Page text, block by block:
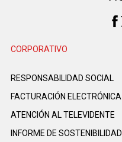
CORPORATIVO
RESPONSABILIDAD SOCIAL
FACTURACIÓN ELECTRÓNICA
ATENCIÓN AL TELEVIDENTE
INFORME DE SOSTENIBILIDAD